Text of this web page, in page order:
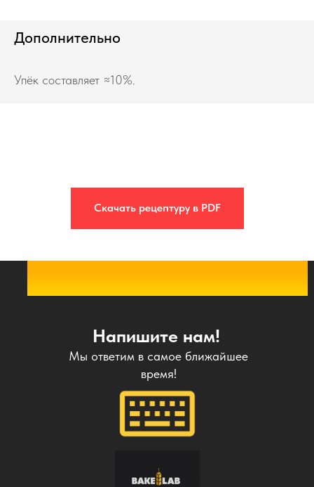
Дополнительно
Упёк составляет ≈10%.
Скачать рецептуру в PDF
Напишите нам!
Мы ответим в самое ближайшее
время!